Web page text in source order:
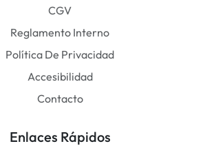
CGV
Reglamento Interno
Política De Privacidad
Accesibilidad
Contacto
Enlaces Rápidos